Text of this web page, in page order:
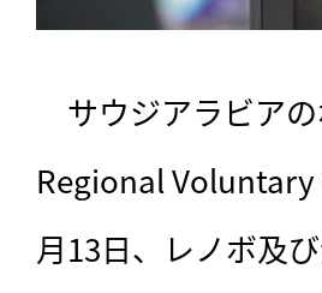
サウジアラビア
Regional
月13日、レノボ及